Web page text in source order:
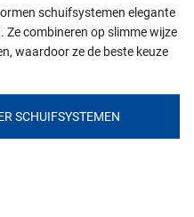
schuifsystemen elegante
Ze combineren op slimme wijze
waardoor ze de beste keuze
SCHUIFSYSTEMEN